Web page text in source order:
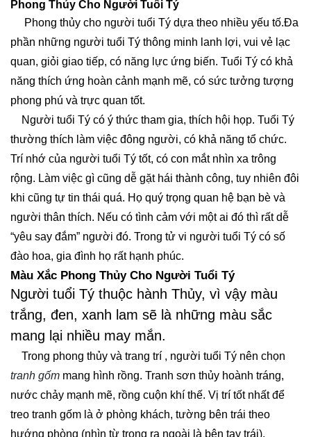
Phong Thủy Cho Người Tuổi Tý
Phong thủy cho người tuổi Tý dựa theo nhiều yếu tố.Đa
phần những người tuổi Tý thông minh lanh lợi, vui vẻ lạc
quan, giỏi giao tiếp, có năng lực ứng biến. Tuổi Tý có khả
năng thích ứng hoàn cảnh mạnh mẽ, có sức tưởng tượng
phong phú và trực quan tốt.
Người tuổi Tý có ý thức tham gia, thích hội họp. Tuổi Tý
thường thích làm việc đông người, có khả năng tổ chức.
Trí nhớ của người tuổi Tý tốt, có con mắt nhìn xa trông
rộng. Làm việc gì cũng dễ gặt hái thành công, tuy nhiên đôi
khi cũng tự tin thái quá. Họ quý trọng quan hệ bạn bè và
người thân thích. Nếu có tình cảm với một ai đó thì rất dễ
“yêu say đắm” người đó. Trong tử vi người tuổi Tý có số
đào hoa, gia đình họ rất hạnh phúc.
Màu Xắc Phong Thủy Cho Người Tuổi Tý
Người tuổi Tý thuộc hành Thủy, vì vậy màu
trắng, đen, xanh lam sẽ là những màu sắc
mang lại nhiều may mắn.
Trong phong thủy và trang trí , người tuổi Tý nên chọn
tranh gốm mang hình rồng. Tranh sơn thủy hoành tráng,
nước chảy mạnh mẽ, rồng cuộn khí thế. Vị trí tốt nhất để
treo tranh gốm là ở phòng khách, tường bên trái theo
hướng phòng (nhìn từ trong ra ngoài là bên tay trái).